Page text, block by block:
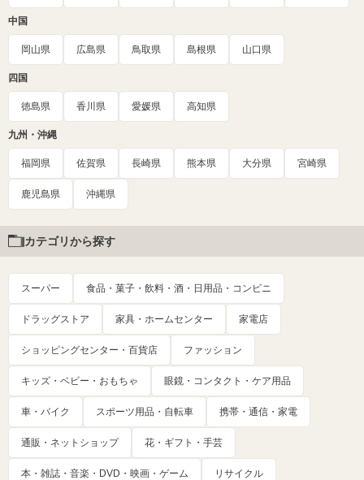
中国
岡山県 広島県 鳥取県 島根県 山口県
四国
徳島県 香川県 愛媛県 高知県
九州・沖縄
福岡県 佐賀県 長崎県 熊本県 大分県 宮崎県
鹿児島県 沖縄県
カテゴリから探す
スーパー 食品・菓子・飲料・酒・日用品・コンビニ
ドラッグストア 家具・ホームセンター 家電店
ショッピングセンター・百貨店 ファッション
キッズ・ベビー・おもちゃ 眼鏡・コンタクト・ケア用品
車・バイク スポーツ用品・自転車 携帯・通信・家電
通販・ネットショップ 花・ギフト・手芸
本・雑誌・音楽・DVD・映画・ゲーム リサイクル